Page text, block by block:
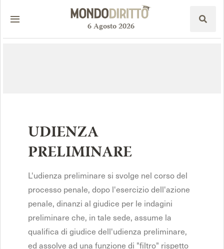
6Agosto2026
UDIENZA
PRELIMINARE
L'udienza preliminare si svolge nel corso del
processo penale, dopo l'esercizio dell'azione
penale, dinanzi al giudice per le indagini
preliminare che, in tale sede, assume la
qualifica di giudice dell'udienza preliminare,
ed assolve ad una funzione di "filtro" rispetto